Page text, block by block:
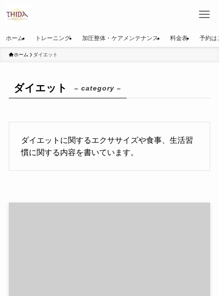
ホーム トレーニング 加圧整体・ケアメンテナンス 料金表 予約は
ホーム ダイエット
ダイエット – category –
ダイエットに関するエクササイズや食事、生活習
慣に関する内容を書いています。